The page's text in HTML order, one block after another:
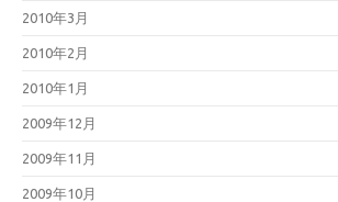
2010年3月
2010年2月
2010年1月
2009年12月
2009年11月
2009年10月